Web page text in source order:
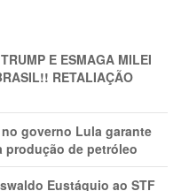
E ESMAGA MILEI
RETALIAÇÃO
governo Lula garante
produção de petróleo
Eustáquio ao STF